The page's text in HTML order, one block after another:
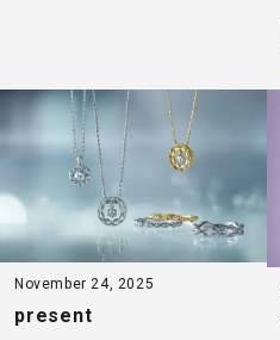
November 24, 2025
present